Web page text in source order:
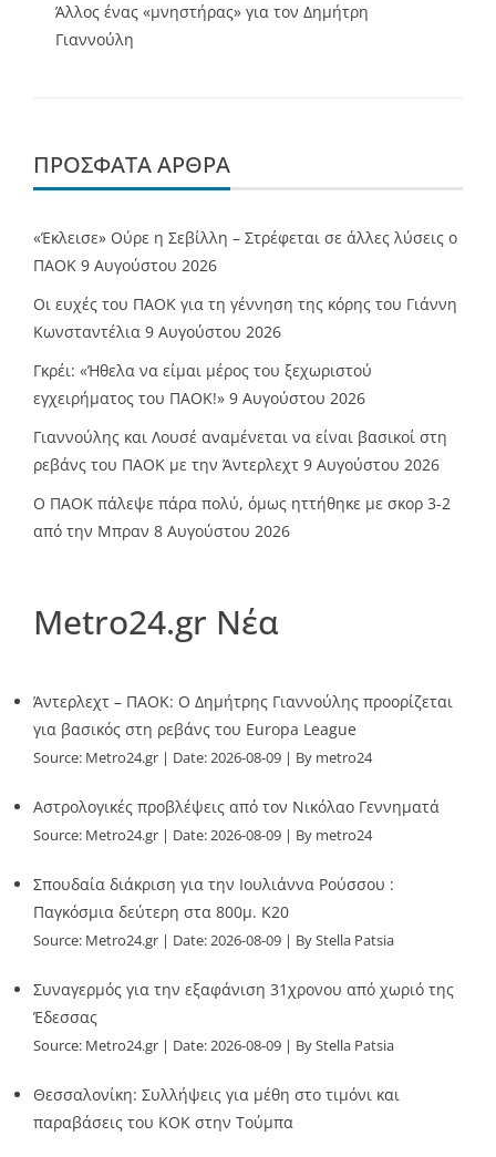
Άλλος ένας «μνηστήρας» για τον Δημήτρη
Γιαννούλη
ΠΡΌΣΦΑΤΑ ΆΡΘΡΑ
«Έκλεισε» Ούρε η Σεβίλλη – Στρέφεται σε άλλες λύσεις ο
ΠΑΟΚ 9 Αυγούστου 2026
Οι ευχές του ΠΑΟΚ για τη γέννηση της κόρης του Γιάννη
Κωνσταντέλια 9 Αυγούστου 2026
Γκρέι: «Ήθελα να είμαι μέρος του ξεχωριστού
εγχειρήματος του ΠΑΟΚ!» 9 Αυγούστου 2026
Γιαννούλης και Λουσέ αναμένεται να είναι βασικοί στη
ρεβάνς του ΠΑΟΚ με την Άντερλεχτ 9 Αυγούστου 2026
Ο ΠΑΟΚ πάλεψε πάρα πολύ, όμως ηττήθηκε με σκορ 3-2
από την Μπραν 8 Αυγούστου 2026
Metro24.gr Νέα
Άντερλεχτ – ΠΑΟΚ: Ο Δημήτρης Γιαννούλης προορίζεται
για βασικός στη ρεβάνς του Europa League
Source: Metro24.gr Date: 2026-08-09 By metro24
Αστρολογικές προβλέψεις από τον Νικόλαο Γεννηματά
Source: Metro24.gr Date: 2026-08-09 By metro24
Σπουδαία διάκριση για την Ιουλιάννα Ρούσσου :
Παγκόσμια δεύτερη στα 800μ. Κ20
Source: Metro24.gr Date: 2026-08-09 By Stella Patsia
Συναγερμός για την εξαφάνιση 31χρονου από χωριό της
Έδεσσας
Source: Metro24.gr Date: 2026-08-09 By Stella Patsia
Θεσσαλονίκη: Συλλήψεις για μέθη στο τιμόνι και
παραβάσεις του ΚΟΚ στην Τούμπα